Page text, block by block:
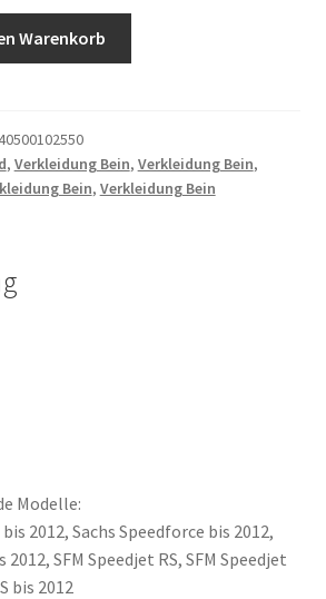
Warenkorb
, Verkleidung Bein, Verkleidung Bein,
Bein, Verkleidung Bein
Modelle:
2012, Sachs Speedforce bis 2012,
2012, SFM Speedjet RS, SFM Speedjet
bis 2012